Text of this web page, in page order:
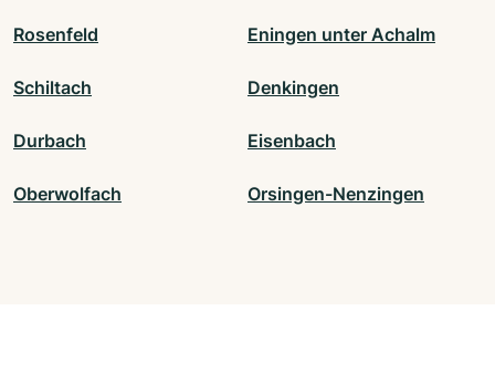
Rosenfeld Eningen unter Achalm
Schiltach Denkingen
Durbach Eisenbach
Oberwolfach Orsingen-Nenzingen